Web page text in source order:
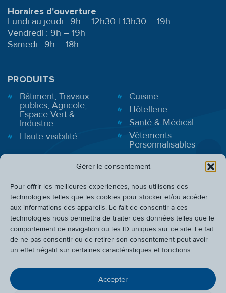
Gérer le consentement
Pour offrir les meilleures expériences, nous utilisons des
technologies telles que les cookies pour stocker et/ou accéder
aux informations des appareils. Le fait de consentir à ces
technologies nous permettra de traiter des données telles que le
comportement de navigation ou les ID uniques sur ce site. Le fait
de ne pas consentir ou de retirer son consentement peut avoir
un effet négatif sur certaines caractéristiques et fonctions.
Accepter
Horaires d'ouverture
Lundi au jeudi : 9h – 12h30 | 13h30 – 19h
Vendredi : 9h – 19h
Samedi : 9h – 18h
PRODUITS
Bâtiment, Travaux
publics, Agricole,
Espace Vert &
Industrie
Haute visibilité
Cuisine
Hôtellerie
Santé & Médical
Vêtements
Personnalisables
INFOS PRATIQUES
CADEAUX
QUI SOMMES-NOUS ?
ATELIER